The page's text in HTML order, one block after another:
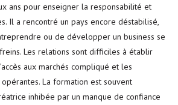
ans pour enseigner la responsabilité et
Il a rencontré un pays encore déstabilisé,
ou de développer un business se
Les relations sont difficiles à établir
aux marchés compliqué et les
La formation est souvent
inhibée par un manque de confiance